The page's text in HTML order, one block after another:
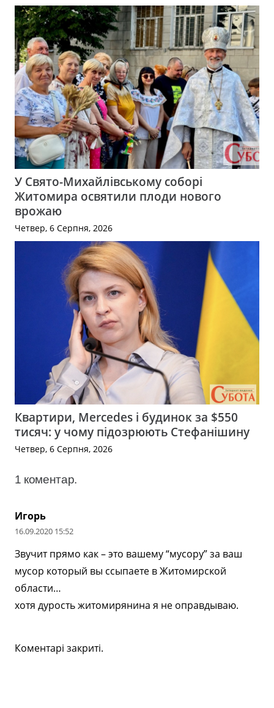
У Свято-Михайлівському соборі
Житомира освятили плоди нового
врожаю
Четвер, 6 Серпня, 2026
Квартири, Mercedes і будинок за $550
тисяч: у чому підозрюють Стефанішину
Четвер, 6 Серпня, 2026
1 коментар.
Игорь
16.09.2020 15:52
Звучит прямо как – это вашему “мусору” за ваш
мусор который вы ссыпаете в Житомирской
области…
хотя дурость житомирянина я не оправдываю.
Коментарі закриті.